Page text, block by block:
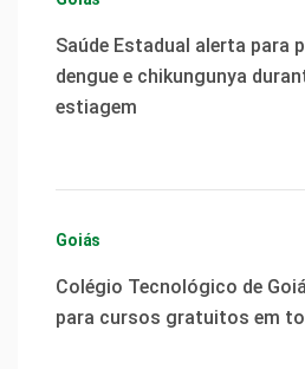
Saúde Estadual alerta para
dengue e chikungunya
estiagem
Goiás
Colégio Tecnológico de
para cursos gratuitos em